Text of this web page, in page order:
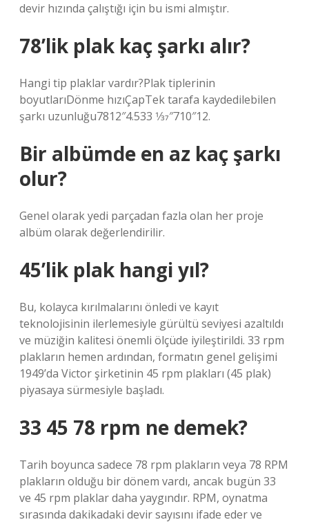
devir hızında çalıştığı için bu ismi almıştır.
78’lik plak kaç şarkı alır?
Hangi tip plaklar vardır?Plak tiplerinin
boyutlarıDönme hızıÇapTek tarafa kaydedilebilen
şarkı uzunluğu7812″4.533 1⁄37″710″12.
Bir albümde en az kaç şarkı
olur?
Genel olarak yedi parçadan fazla olan her proje
albüm olarak değerlendirilir.
45’lik plak hangi yıl?
Bu, kolayca kırılmalarını önledi ve kayıt
teknolojisinin ilerlemesiyle gürültü seviyesi azaltıldı
ve müziğin kalitesi önemli ölçüde iyileştirildi. 33 rpm
plakların hemen ardından, formatın genel gelişimi
1949’da Victor şirketinin 45 rpm plakları (45 plak)
piyasaya sürmesiyle başladı.
33 45 78 rpm ne demek?
Tarih boyunca sadece 78 rpm plakların veya 78 RPM
plakların olduğu bir dönem vardı, ancak bugün 33
ve 45 rpm plaklar daha yaygındır. RPM, oynatma
sırasında dakikadaki devir sayısını ifade eder ve